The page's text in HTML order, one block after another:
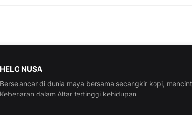
HELO NUSA
Berselancar di dunia maya bersama secangkir kopi,
Kebenaran dalam Altar tertinggi kehidupan